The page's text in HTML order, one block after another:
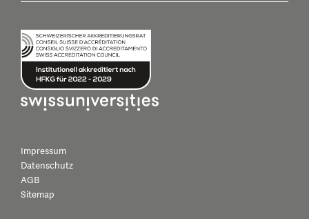
Impressum
Datenschutz
AGB
Sitemap